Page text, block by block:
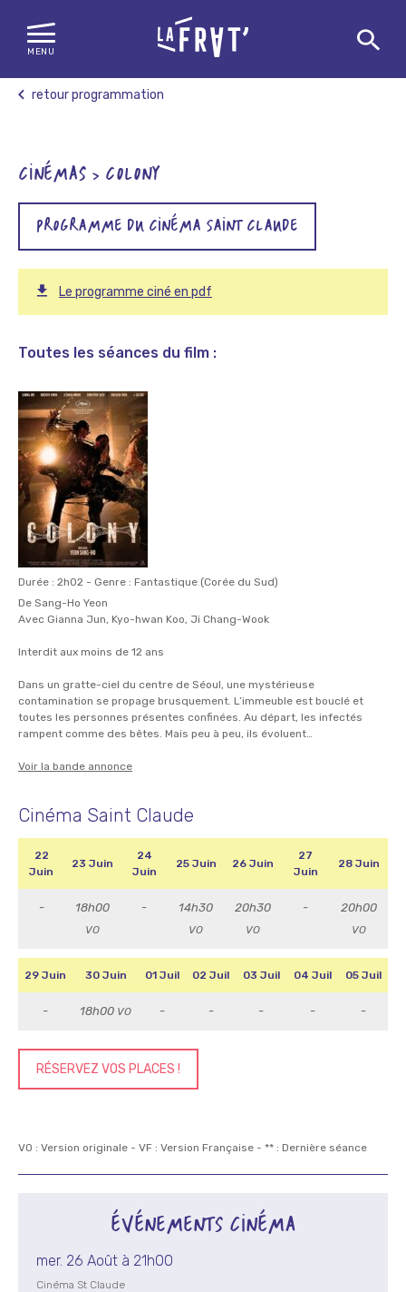
Skip
MENU
retour programmation
CINÉMAS > COLONY
PROGRAMME DU CINÉMA SAINT CLAUDE
Le programme ciné en pdf
Toutes les séances du film :
Durée : 2h02 - Genre : Fantastique (Corée du Sud)
De Sang-Ho Yeon
Avec Gianna Jun, Kyo-hwan Koo, Ji Chang-Wook
Interdit aux moins de 12 ans
Dans un gratte-ciel du centre de Séoul, une mystérieuse
contamination se propage brusquement. L’immeuble est bouclé et
toutes les personnes présentes confinées. Au départ, les infectés
rampent comme des bêtes. Mais peu à peu, ils évoluent…
Voir la bande annonce
Cinéma Saint Claude
22
Juin
23 Juin
24
Juin
25 Juin 26 Juin
27
Juin
28 Juin
- 18h00
VO
- 14h30
VO
20h30
VO
- 20h00
VO
29 Juin 30 Juin 01 Juil 02 Juil 03 Juil 04 Juil 05 Juil
- 18h00 VO - - - - -
RÉSERVEZ VOS PLACES !
VO : Version originale - VF : Version Française - ** : Dernière séance
ÉVÉNEMENTS CINÉMA
mer. 26 Août à 21h00
Cinéma St Claude